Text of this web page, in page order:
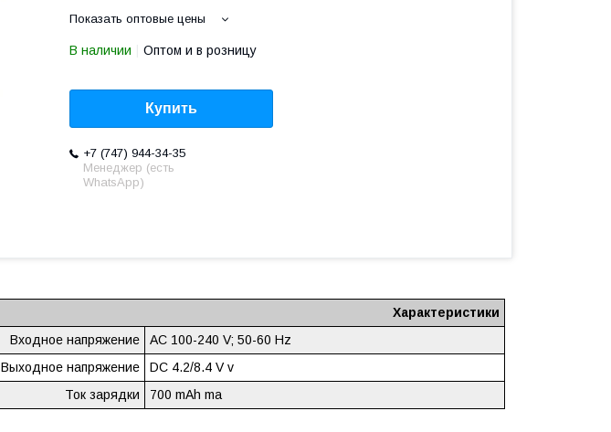
Показать оптовые цены
В наличии Оптом и в розницу
Купить
+7 (747) 944-34-35
Менеджер (есть
WhatsApp)
Характеристики
Входное напряжение
AC 100-240 V; 50-60 Hz
Выходное напряжение
DC 4.2/8.4 V v
Ток зарядки
700 mAh ma